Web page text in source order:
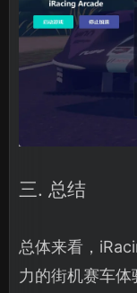
三. 总结
总体来看，
力的街机赛车